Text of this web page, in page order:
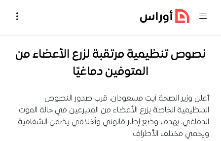
نصوص تنظيمية مرتقبة لزرع الأعضاء من
المتوفين دماغيًا
أعلن وزير الصحة آيت مسعودان، قرب صدور النصوص
التنظيمية الخاصة بزرع الأعضاء من المتبرعين في حالة الموت
الدماغي، بهدف وضع إطار قانوني وأخلاقي يضمن الشفافية
ويحمي مختلف الأطراف